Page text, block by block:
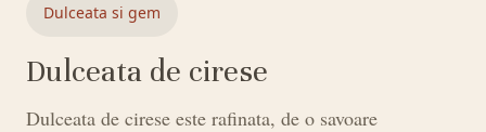
Dulceata si gem
Dulceata de cirese
Dulceata de cirese este rafinata, de o savoare